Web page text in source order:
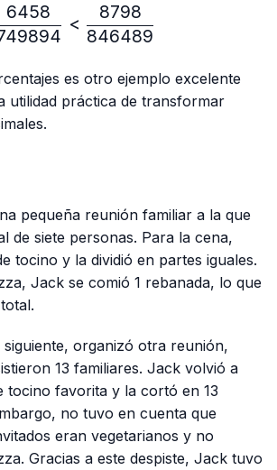
\frac{6458}{749894} <
6458
<
846489
8798
es otro ejemplo excelente
utilidad práctica de transformar
pequeña reunión familiar a la que
de siete personas. Para la cena,
tocino y la dividió en partes iguales.
Jack se comió 1 rebanada, lo que
siguiente, organizó otra reunión,
13 familiares. Jack volvió a
tocino favorita y la cortó en 13
no tuvo en cuenta que
eran vegetarianos y no
Gracias a este despiste, Jack tuvo